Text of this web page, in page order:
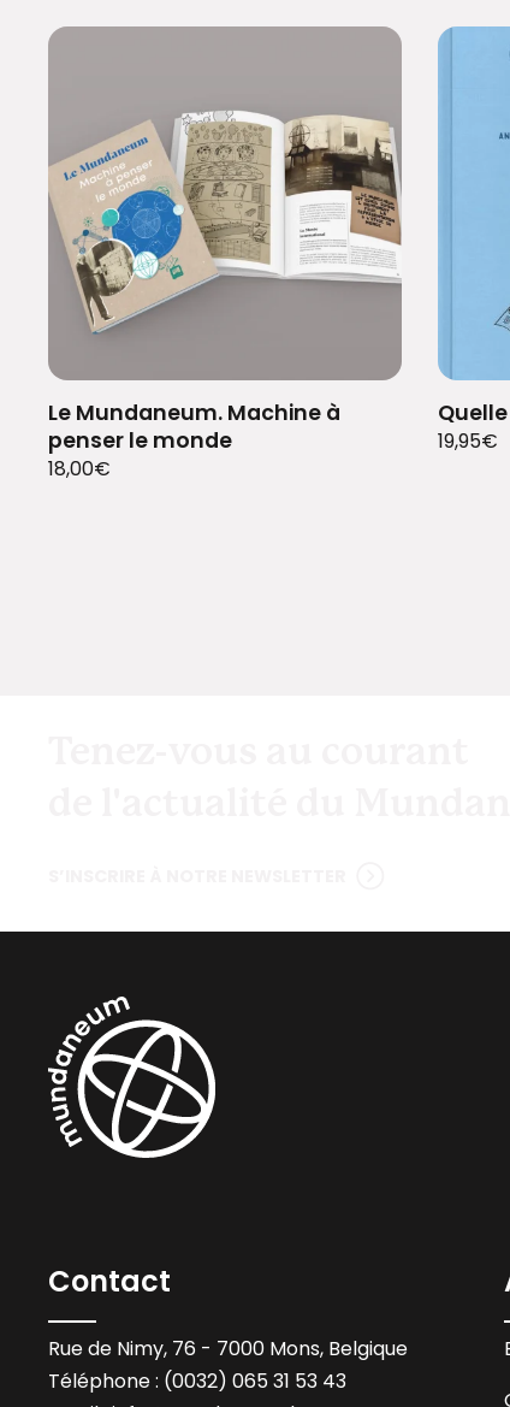
Le Mundaneum. Machine à
penser le monde
18,00€
19,95€
Contact
Rue de Nimy, 76 - 7000 Mons, Belgique
Téléphone : (0032) 065 31 53 43